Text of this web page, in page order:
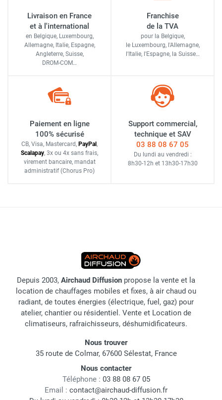
Livraison en France
et à l'international
en Belgique, Luxembourg,
Allemagne, Italie, Espagne,
Angleterre, Suisse,
DROM-COM…
Franchise
de la TVA
pour la Belgique,
le Luxembourg, l'Allemagne,
l'Italie, l'Espagne, la Suisse…
Paiement en ligne
100% sécurisé
CB, Visa, Mastercard, PayPal ,
Scalapay, 3x ou 4x sans frais,
virement bancaire, mandat
administratif (Chorus Pro)
Support commercial,
technique et SAV
03 88 08 67 05
Du lundi au vendredi :
8h30-12h et 13h30-17h30
Depuis 2003, Airchaud Diffusion propose la vente et la
location de chauffages mobiles et fixes, à air chaud ou
radiant, de toutes énergies (électrique, fuel, gaz) pour
atelier, chantier ou résidentiel. Vente et Location de
climatiseurs, rafraichisseurs, déshumidificateurs.
Nous trouver
35 route de Colmar, 67600 Sélestat, France
Nous contacter
Téléphone : 03 88 08 67 05
Email : contact@airchaud-diffusion.fr